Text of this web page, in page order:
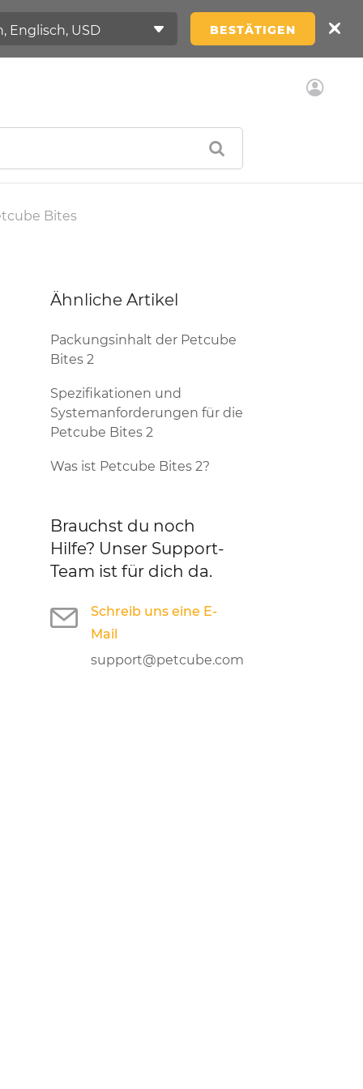
BESTÄTIGEN
Bites
Ähnliche Artikel
Packungsinhalt der Petcube
Bites 2
Spezifikationen und
Systemanforderungen für die
Petcube Bites 2
Was ist Petcube Bites 2?
Brauchst du noch
Hilfe? Unser Support-
Team ist für dich da.
Schreib uns eine E-
Mail
support@petcube.com